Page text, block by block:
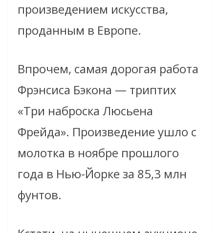
произведением искусства,
проданным в Европе.
Впрочем, самая дорогая работа
Фрэнсиса Бэкона — триптих
«Три наброска Люсьена
Фрейда». Произведение ушло с
молотка в ноябре прошлого
года в Нью-Йорке за 85,3 млн
фунтов.